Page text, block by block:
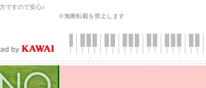
ですので安心♪
※無断転載を禁止します